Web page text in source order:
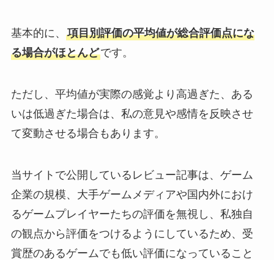
基本的に、 項目別評価の平均値が総合評価点にな
る場合がほとんどです。
ただし、平均値が実際の感覚より高過ぎた、ある
いは低過ぎた場合は、私の意見や感情を反映させ
て変動させる場合もあります。
当サイトで公開しているレビュー記事は、ゲーム
企業の規模、大手ゲームメディアや国内外におけ
るゲームプレイヤーたちの評価を無視し、私独自
の観点から評価をつけるようにしているため、受
賞歴のあるゲームでも低い評価になっていること